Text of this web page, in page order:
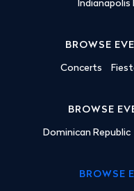
Indianapolis
BROWSE
Concerts
BROWSE
Dominican Republic
BROWSE